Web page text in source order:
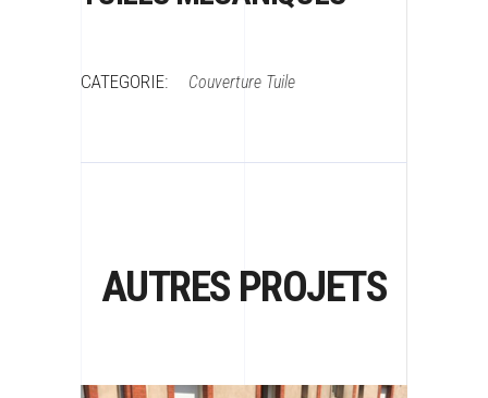
CATEGORIE: Couverture Tuile
AUTRES PROJETS